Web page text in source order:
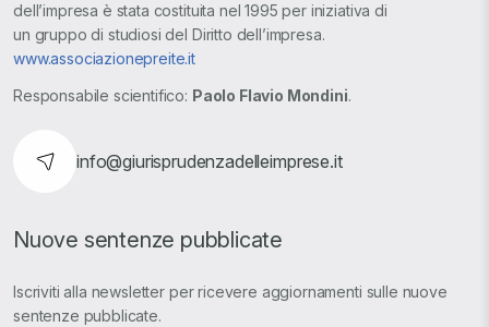
dell’impresa è stata costituita nel 1995 per iniziativa di
un gruppo di studiosi del Diritto dell’impresa.
www.associazionepreite.it
Responsabile scientifico: Paolo Flavio Mondini.
info@giurisprudenzadelleimprese.it
Nuove sentenze pubblicate
Iscriviti alla newsletter per ricevere aggiornamenti sulle nuove
sentenze pubblicate.